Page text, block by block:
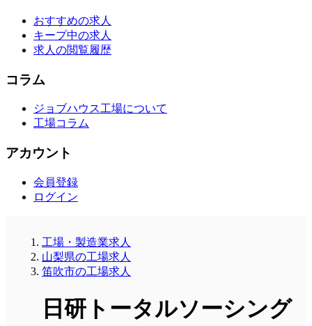
おすすめの求人
キープ中の求人
求人の閲覧履歴
コラム
ジョブハウス工場について
工場コラム
アカウント
会員登録
ログイン
工場・製造業求人
山梨県の工場求人
笛吹市の工場求人
日研トータルソーシング